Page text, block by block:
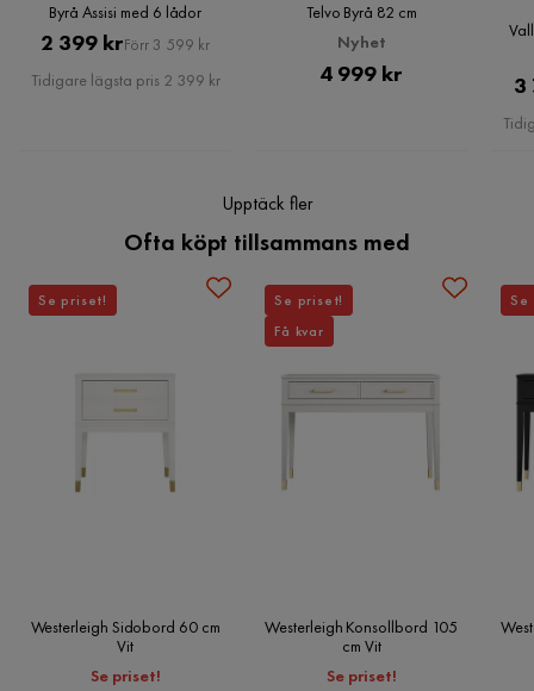
Vikt
3 år sedan
Byrå Assisi med 6 lådor
Pris
2 399 krOriginal
Pris
Förr 3 599 kr
Tidigare lägsta pris 2 399 kr
Telvo Byrå 82 cm
Nyhet
Pris
4 999 kr 3
Upptäck fler
Ofta köpt tillsammans med
Westerleigh Sidobord 60 cm
Vit
Se priset!
Se priset!
Westerleigh Konsollbord 105
cm Vit
Se priset!
Se priset!
Få kvar
Se